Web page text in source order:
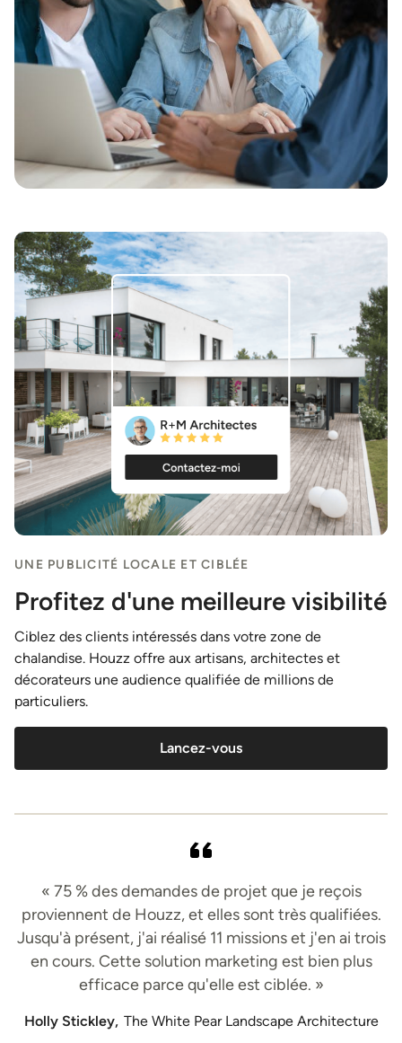
UNE PUBLICITÉ LOCALE ET CIBLÉE
Profitez d'une meilleure visibilité
Ciblez des clients intéressés dans votre zone de
chalandise. Houzz offre aux artisans, architectes et
décorateurs une audience qualifiée de millions de
particuliers.
Lancez-vous
« 75 % des demandes de projet que je reçois
proviennent de Houzz, et elles sont très qualifiées.
Jusqu'à présent, j'ai réalisé 11 missions et j'en ai trois
en cours. Cette solution marketing est bien plus
efficace parce qu'elle est ciblée. »
Holly Stickley, The White Pear Landscape Architecture